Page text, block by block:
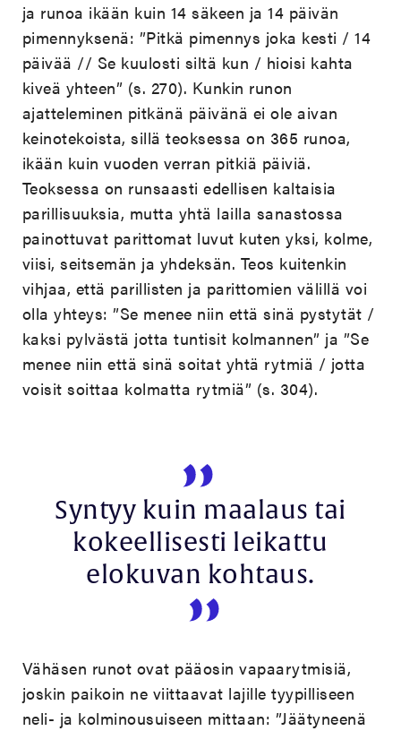
ja runoa ikään kuin 14 säkeen ja 14 päivän
pimennyksenä: ”Pitkä pimennys joka kesti / 14
päivää // Se kuulosti siltä kun / hioisi kahta
kiveä yhteen” (s. 270). Kunkin runon
ajatteleminen pitkänä päivänä ei ole aivan
keinotekoista, sillä teoksessa on 365 runoa,
ikään kuin vuoden verran pitkiä päiviä.
Teoksessa on runsaasti edellisen kaltaisia
parillisuuksia, mutta yhtä lailla sanastossa
painottuvat parittomat luvut kuten yksi, kolme,
viisi, seitsemän ja yhdeksän. Teos kuitenkin
vihjaa, että parillisten ja parittomien välillä voi
olla yhteys: ”Se menee niin että sinä pystytät /
kaksi pylvästä jotta tuntisit kolmannen” ja ”Se
menee niin että sinä soitat yhtä rytmiä / jotta
voisit soittaa kolmatta rytmiä” (s. 304).
Syntyy kuin maalaus tai
kokeellisesti leikattu
elokuvan kohtaus.
Vähäsen runot ovat pääosin vapaarytmisiä,
joskin paikoin ne viittaavat lajille tyypilliseen
neli- ja kolminousuiseen mittaan: ”Jäätyneenä